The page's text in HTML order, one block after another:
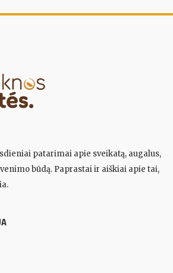
patarimai apie sveikatą, augalus,
būdą. Paprastai ir aiškiai apie tai,